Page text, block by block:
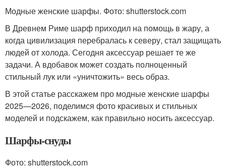
Модные женские шарфы. Фото: shutterstock.com
В Древнем Риме шарф приходил на помощь в жару, а
когда цивилизация перебралась к северу, стал защищать
людей от холода. Сегодня аксессуар решает те же
задачи. А вдобавок может создать полноценный
стильный лук или «уничтожить» весь образ.
В этой статье расскажем про модные женские шарфы
2025—2026, поделимся фото красивых и стильных
моделей и подскажем, как правильно носить аксессуар.
Шарфы-снуды
Фото: shutterstock.com